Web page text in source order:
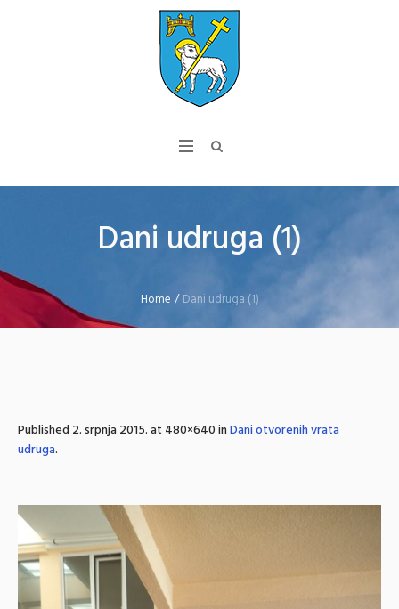
Dani udruga (1)
Home /Dani udruga (1)
Published2. srpnja 2015.at 480×640 inDani otvorenih vrata
udruga.